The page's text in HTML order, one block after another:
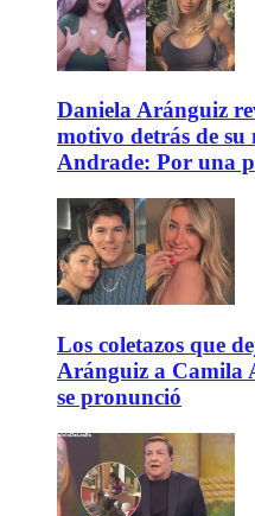
Daniela Aránguiz
motivo detrás de su
Andrade: Por una
Los coletazos que
Aránguiz a Camila
se pronunció